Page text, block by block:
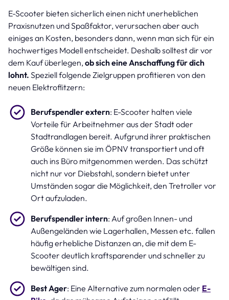
E-Scooter bieten sicherlich einen nicht unerheblichen
Praxisnutzen und Spaßfaktor, verursachen aber auch
einiges an Kosten, besonders dann, wenn man sich für ein
hochwertiges Modell entscheidet. Deshalb solltest dir vor
dem Kauf überlegen, ob sich eine Anschaffung für dich
lohnt. Speziell folgende Zielgruppen profitieren von den
neuen Elektroflitzern:
Berufspendler extern: E-Scooter halten viele
Vorteile für Arbeitnehmer aus der Stadt oder
Stadtrandlagen bereit. Aufgrund ihrer praktischen
Größe können sie im ÖPNV transportiert und oft
auch ins Büro mitgenommen werden. Das schützt
nicht nur vor Diebstahl, sondern bietet unter
Umständen sogar die Möglichkeit, den Tretroller vor
Ort aufzuladen.
Berufspendler intern: Auf großen Innen- und
Außengeländen wie Lagerhallen, Messen etc. fallen
häufig erhebliche Distanzen an, die mit dem E-
Scooter deutlich kraftsparender und schneller zu
bewältigen sind.
Best Ager: Eine Alternative zum normalen oder E-